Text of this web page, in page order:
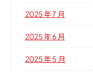
2025 年 7 月
2025 年 6 月
2025 年 5 月